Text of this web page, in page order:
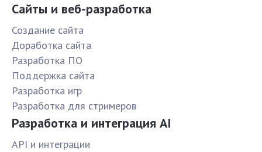
Сайты и веб-разработка
Создание сайта
Доработка сайта
Разработка ПО
Поддержка сайта
Разработка игр
Разработка для стримеров
Разработка и интеграция AI
API и интеграции